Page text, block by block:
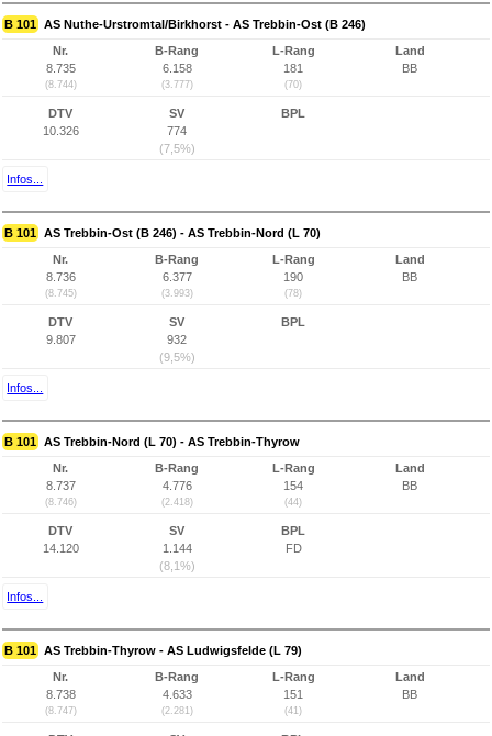
B 101 AS Nuthe-Urstromtal/Birkhorst - AS Trebbin-Ost (B 246)
Nr.
8.735
(8.744)
B-Rang
6.158
(3.777)
L-Rang
181
(70)
Land
BB
DTV
10.326
SV
774
(7,5%)
BPL
Infos...
B 101 AS Trebbin-Ost (B 246) - AS Trebbin-Nord (L 70)
Nr.
8.736
(8.745)
B-Rang
6.377
(3.993)
L-Rang
190
(78)
Land
BB
DTV
9.807
SV
932
(9,5%)
BPL
Infos...
B 101 AS Trebbin-Nord (L 70) - AS Trebbin-Thyrow
Nr.
8.737
(8.746)
B-Rang
4.776
(2.418)
L-Rang
154
(44)
Land
BB
DTV
14.120
SV
1.144
(8,1%)
BPL
FD
Infos...
B 101 AS Trebbin-Thyrow - AS Ludwigsfelde (L 79)
Nr.
8.738
(8.747)
B-Rang
4.633
(2.281)
L-Rang
151
(41)
Land
BB